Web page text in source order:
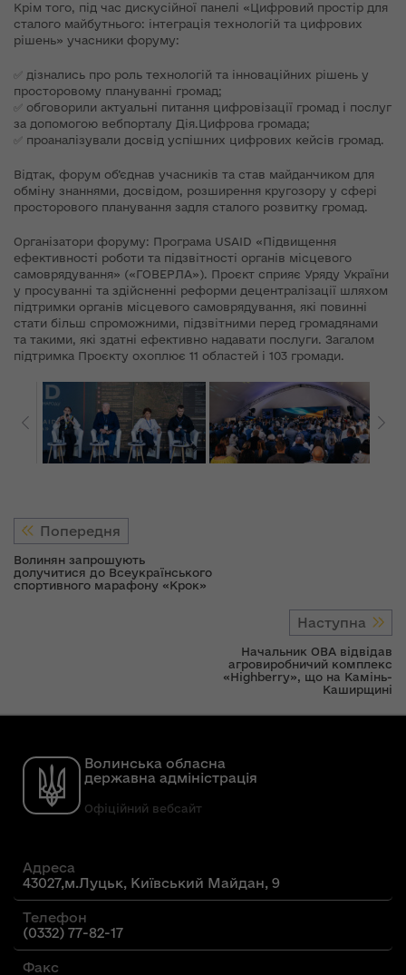
Крім того, під час дискусійної панелі «Цифровий простір для
сталого майбутнього: інтеграція технологій та цифрових
рішень» учасники форуму:
✅ дізнались про роль технологій та інноваційних рішень у
просторовому плануванні громад;
✅ обговорили актуальні питання цифровізації громад і послуг
за допомогою вебпорталу Дія.Цифрова громада;
✅ проаналізували досвід успішних цифрових кейсів громад.
Відтак, форум об’єднав учасників та став майданчиком для
обміну знаннями, досвідом, розширення кругозору у сфері
просторового планування задля сталого розвитку громад.
Організатори форуму: Програма USAID «Підвищення
ефективності роботи та підзвітності органів місцевого
самоврядування» («ГОВЕРЛА»). Проєкт сприяє Уряду України
у просуванні та здійсненні реформи децентралізації шляхом
підтримки органів місцевого самоврядування, які повинні
стати більш спроможними, підзвітними перед громадянами
та такими, які здатні ефективно надавати послуги. Загалом
підтримка Проєкту охоплює 11 областей і 103 громади.
Попередня
Волинян запрошують
долучитися до Всеукраїнського
спортивного марафону «Крок»
Наступна
Начальник ОВА відвідав
агровиробничий комплекс
«Highberry», що на Камінь-
Каширщині
Волинська обласна
державна адміністрація
Офіційний вебсайт
Адреса
43027,м.Луцьк, Київський Майдан, 9
Телефон
(0332) 77-82-17
Факс